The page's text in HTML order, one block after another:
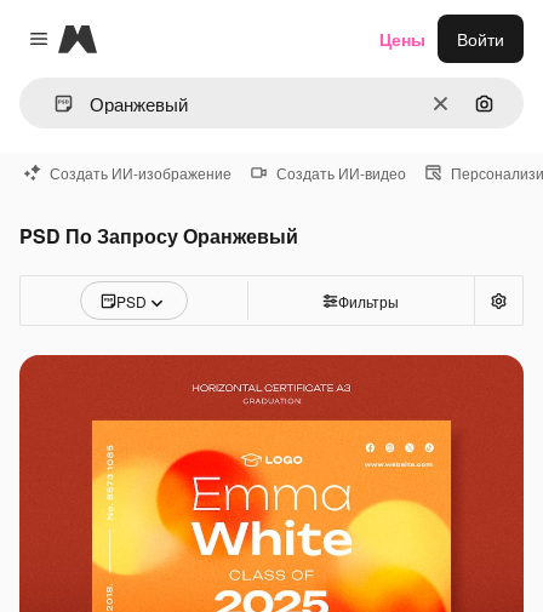
Close menu
Magnific
ОчиститьПоиск
Цены Войти
Создать ИИ-изображение Создать ИИ-видео
PSD По Запросу Оранжевый
PSD Фильтры